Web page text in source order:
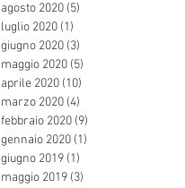
agosto 2020 (5)
luglio 2020 (1)
giugno 2020 (3)
maggio 2020 (5)
aprile 2020 (10)
marzo 2020 (4)
febbraio 2020 (9)
gennaio 2020 (1)
giugno 2019 (1)
maggio 2019 (3)